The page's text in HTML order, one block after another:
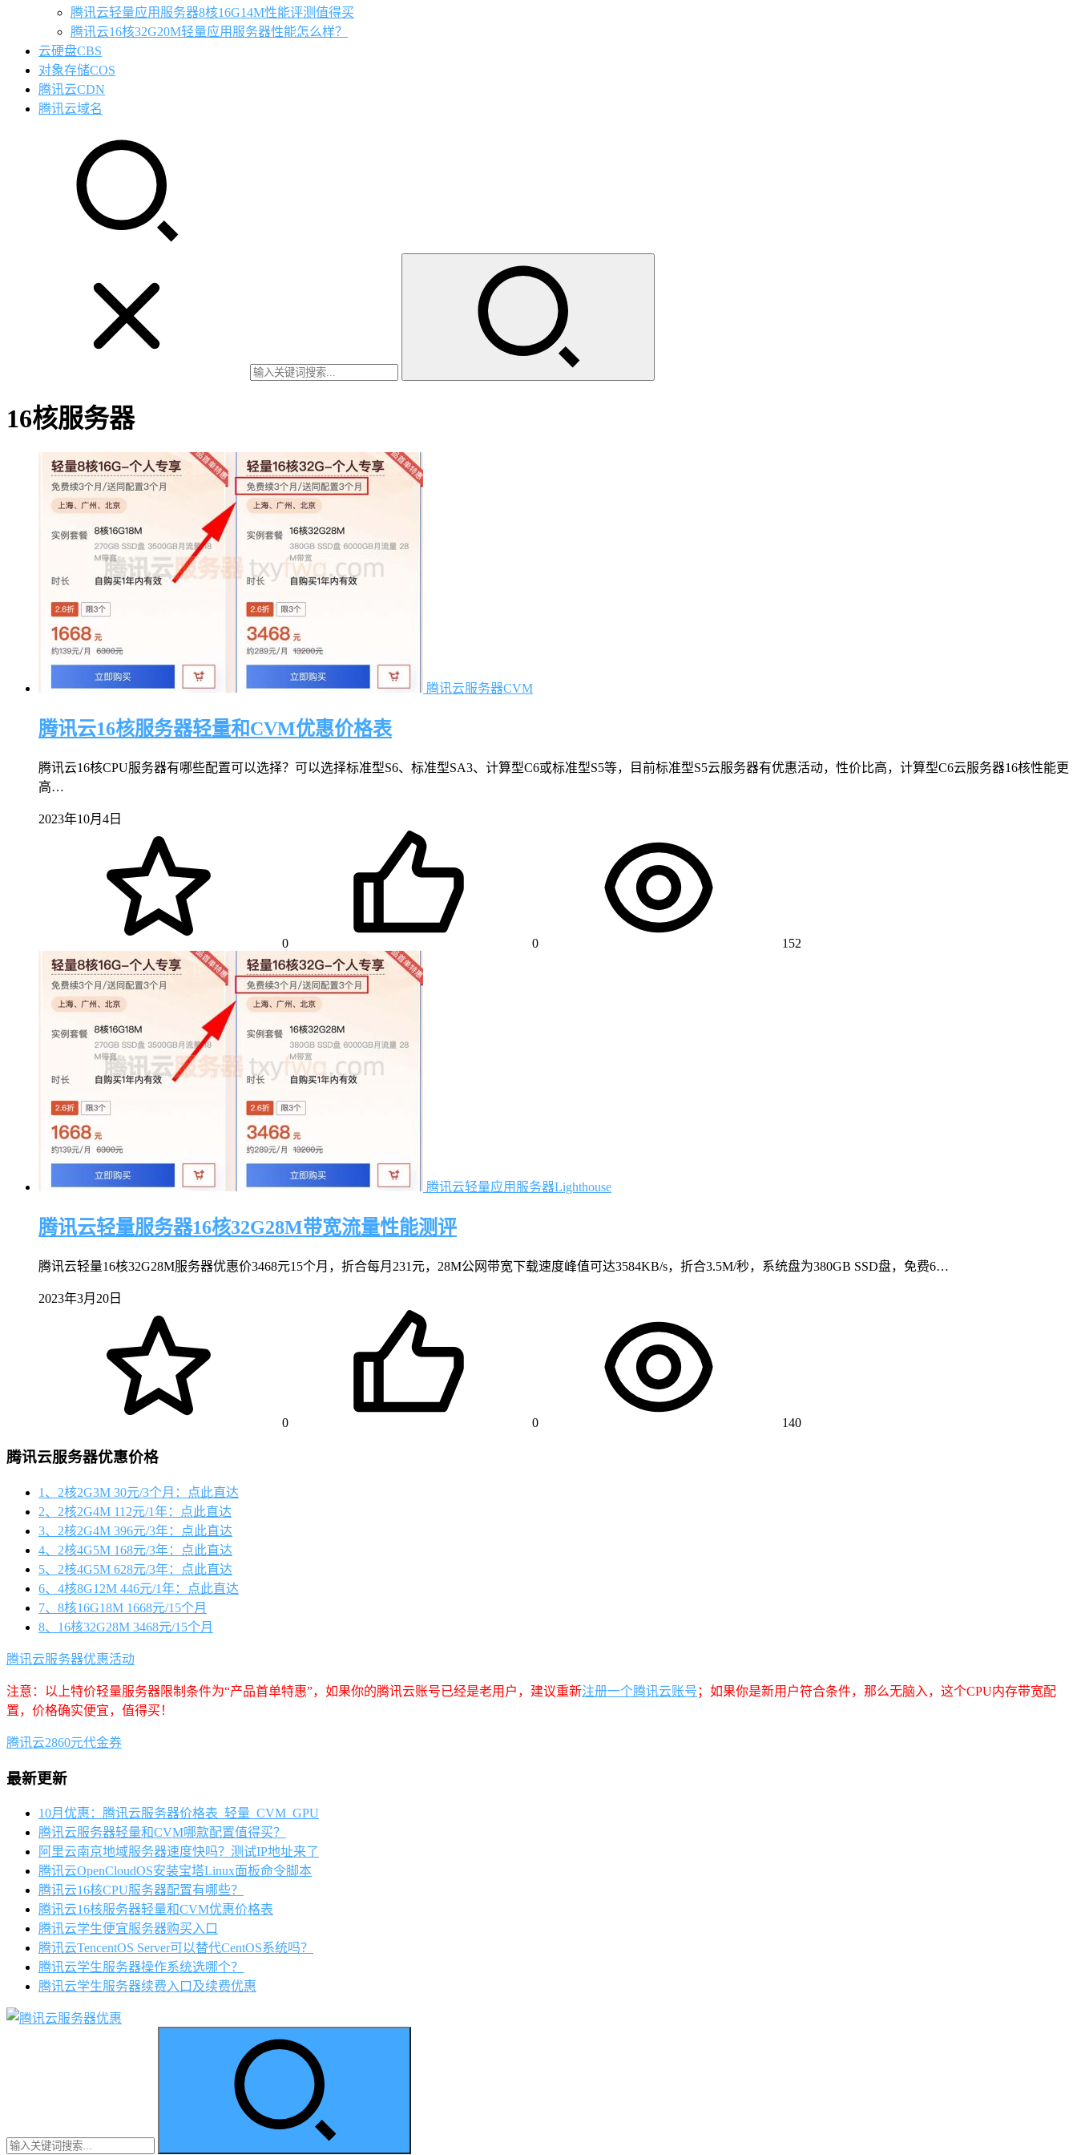
腾讯云轻量应用服务器8核16G14M性能评测值得买
腾讯云16核32G20M轻量应用服务器性能怎么样？
云硬盘CBS
对象存储COS
腾讯云CDN
腾讯云域名
16核服务器
腾讯云服务器CVM
腾讯云16核服务器轻量和CVM优惠价格表
腾讯云16核CPU服务器有哪些配置可以选择？可以选择标准型S6、标准型SA3、计算型C6或标准型S5等，目前标准型S5云服务器有优惠活动，性价比高，计算型C6云服务器16核性能更
高…
2023年10月4日
0 0 152
腾讯云轻量应用服务器Lighthouse
腾讯云轻量服务器16核32G28M带宽流量性能测评
腾讯云轻量16核32G28M服务器优惠价3468元15个月，折合每月231元，28M公网带宽下载速度峰值可达3584KB/s，折合3.5M/秒，系统盘为380GB SSD盘，免费6…
2023年3月20日
0 0 140
腾讯云服务器优惠价格
1、2核2G3M 30元/3个月：点此直达
2、2核2G4M 112元/1年：点此直达
3、2核2G4M 396元/3年：点此直达
4、2核4G5M 168元/3年：点此直达
5、2核4G5M 628元/3年：点此直达
6、4核8G12M 446元/1年：点此直达
7、8核16G18M 1668元/15个月
8、16核32G28M 3468元/15个月
腾讯云服务器优惠活动
注意：以上特价轻量服务器限制条件为“产品首单特惠”，如果你的腾讯云账号已经是老用户，建议重新注册一个腾讯云账号 ；如果你是新用户符合条件，那么无脑入，这个CPU内存带宽配
置，价格确实便宜，值得买！
腾讯云2860元代金券
最新更新
10月优惠：腾讯云服务器价格表_轻量_CVM_GPU
腾讯云服务器轻量和CVM哪款配置值得买？
阿里云南京地域服务器速度快吗？测试IP地址来了
腾讯云OpenCloudOS安装宝塔Linux面板命令脚本
腾讯云16核CPU服务器配置有哪些？
腾讯云16核服务器轻量和CVM优惠价格表
腾讯云学生便宜服务器购买入口
腾讯云TencentOS Server可以替代CentOS系统吗？
腾讯云学生服务器操作系统选哪个？
腾讯云学生服务器续费入口及续费优惠